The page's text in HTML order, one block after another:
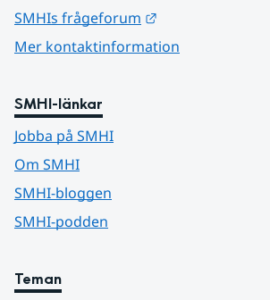
SMHIs frågeforum
Mer kontaktinformation
SMHI-länkar
Jobba på SMHI
Om SMHI
SMHI-bloggen
SMHI-podden
Teman